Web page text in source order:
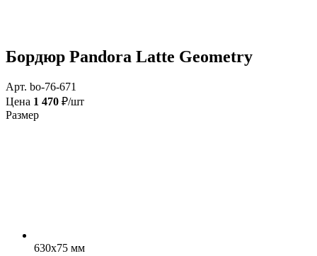
Бордюр Pandora Latte Geometry
Арт. bo-76-671
Цена 1 470 ₽/шт
Размер
630x75 мм